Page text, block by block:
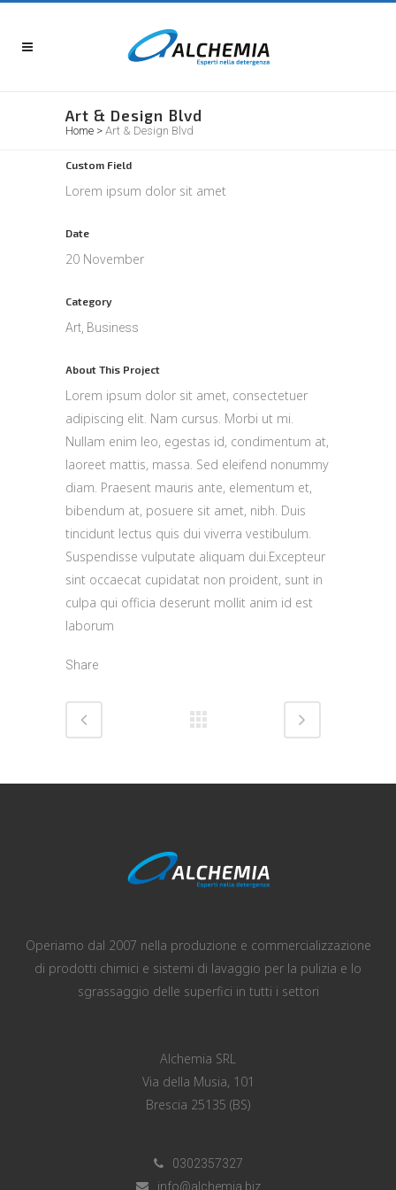
Art & Design Blvd
Home > Art & Design Blvd
Custom Field
Lorem ipsum dolor sit amet
Date
20 November
Category
Art, Business
About This Project
Lorem ipsum dolor sit amet, consectetuer
adipiscing elit. Nam cursus. Morbi ut mi.
Nullam enim leo, egestas id, condimentum at,
laoreet mattis, massa. Sed eleifend nonummy
diam. Praesent mauris ante, elementum et,
bibendum at, posuere sit amet, nibh. Duis
tincidunt lectus quis dui viverra vestibulum.
Suspendisse vulputate aliquam dui.Excepteur
sint occaecat cupidatat non proident, sunt in
culpa qui officia deserunt mollit anim id est
laborum
Share
Operiamo dal 2007 nella produzione e commercializzazione
di prodotti chimici e sistemi di lavaggio per la pulizia e lo
sgrassaggio delle superfici in tutti i settori
Alchemia SRL
Via della Musia, 101
Brescia 25135 (BS)
0302357327
info@alchemia.biz